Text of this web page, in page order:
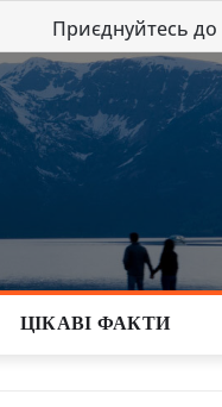
Приєднуйтесь до
ЦІКАВІ ФАКТИ